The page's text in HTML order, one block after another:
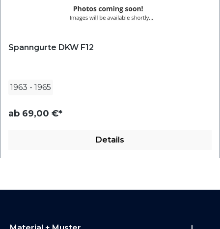
Spanngurte DKW F12
1963 - 1965
ab 69,00 €*
Details